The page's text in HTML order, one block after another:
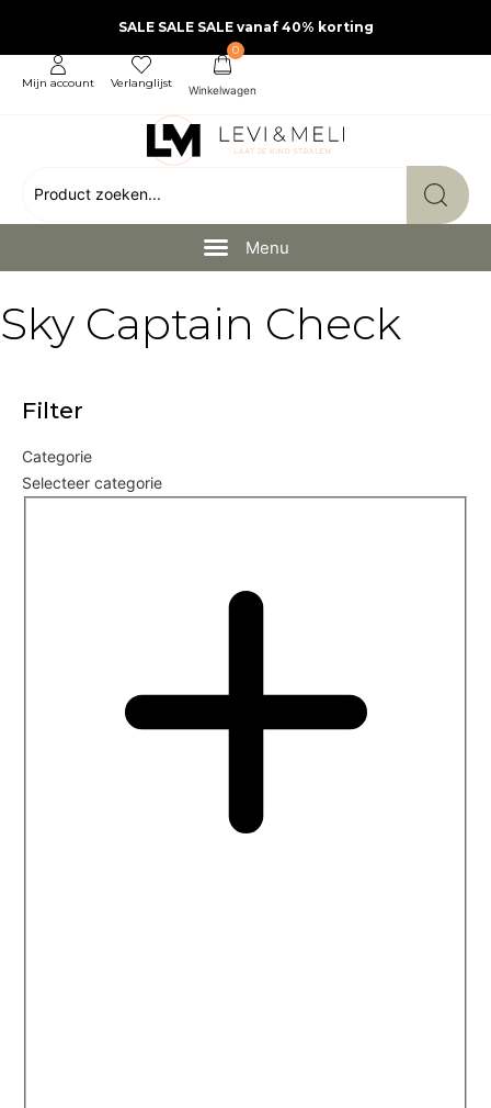
SALE SALE SALE vanaf 40% korting
Mijn account Verlanglijst
0
Sky Captain Check
Filter
Categorie
Selecteer categorie